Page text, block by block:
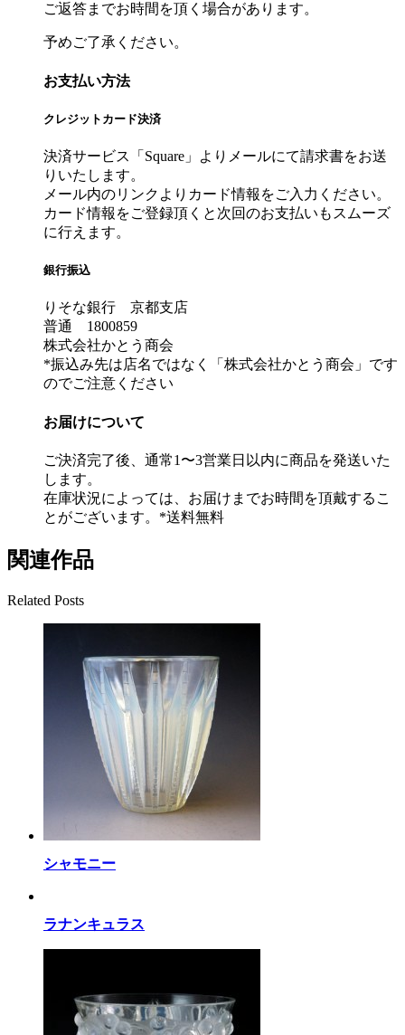
ご返答までお時間を頂く場合があります。
予めご了承ください。
お支払い方法
クレジットカード決済
決済サービス「Square」よりメールにて請求書をお送
りいたします。
メール内のリンクよりカード情報をご入力ください。
カード情報をご登録頂くと次回のお支払いもスムーズ
に行えます。
銀行振込
りそな銀行 京都支店
普通 1800859
株式会社かとう商会
*振込み先は店名ではなく「株式会社かとう商会」です
のでご注意ください
お届けについて
ご決済完了後、通常1〜3営業日以内に商品を発送いた
します。
在庫状況によっては、お届けまでお時間を頂戴するこ
とがございます。*送料無料
関連作品
Related Posts
シャモニー
ラナンキュラス